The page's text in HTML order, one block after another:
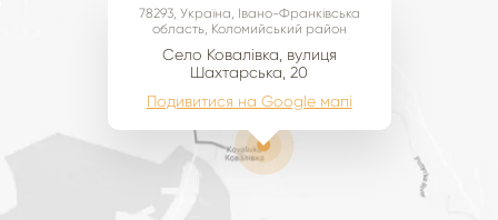
78293, Україна, Івано-Франківська
область, Коломийський район
Cело Ковалівка, вулиця
Шахтарська, 20
Подивитися на Google мапі